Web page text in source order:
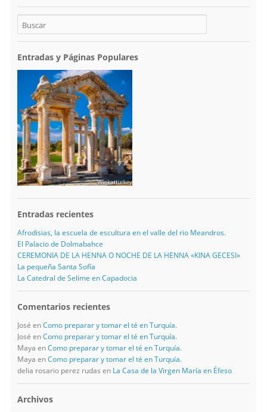
Entradas y Páginas Populares
Entradas recientes
Afrodisias, la escuela de escultura en el valle del rio Meandros.
El Palacio de Dolmabahce
CEREMONIA DE LA HENNA O NOCHE DE LA HENNA «KINA GECESI»
La pequeña Santa Sofía
La Catedral de Selime en Capadocia
Comentarios recientes
José enComo preparar y tomar el té en Turquía.
José enComo preparar y tomar el té en Turquía.
Maya enComo preparar y tomar el té en Turquía.
Maya enComo preparar y tomar el té en Turquía.
delia rosario perez rudas en La Casa de la Virgen María en Éfeso
Archivos